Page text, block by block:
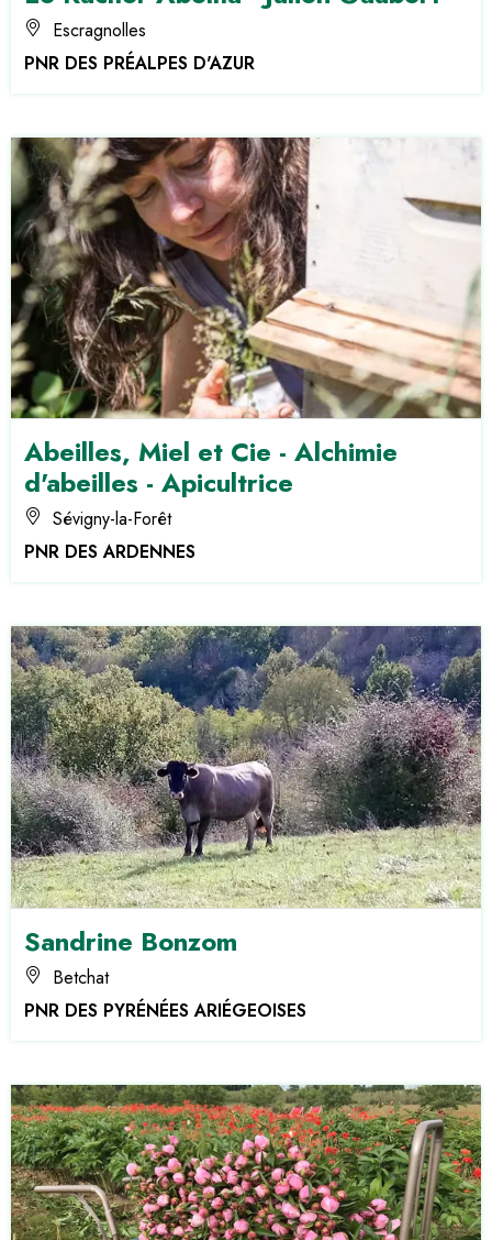
Escragnolles
PNR DES PRÉALPES D'AZUR
Abeilles, Miel et Cie - Alchimie
d'abeilles - Apicultrice
Sévigny-la-Forêt
PNR DES ARDENNES
Sandrine Bonzom
Betchat
PNR DES PYRÉNÉES ARIÉGEOISES